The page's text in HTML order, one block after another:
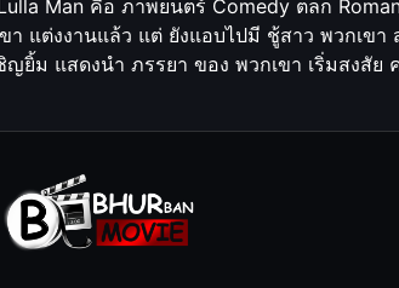
Man คือ ภาพยนตร์ Comedy ตลก
แต่งงานแล้ว แต่ ยังแอบไปมี ชู้สาว พวกเขา
ญยิ้ม แสดงนำ ภรรยา ของ พวกเขา เริ่มสง